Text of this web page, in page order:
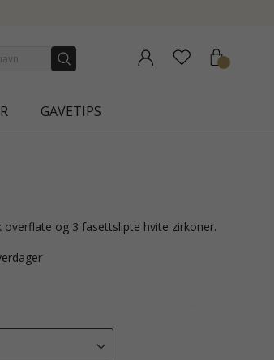
GAVETIPS
overflate og 3 fasettslipte hvite zirkoner.